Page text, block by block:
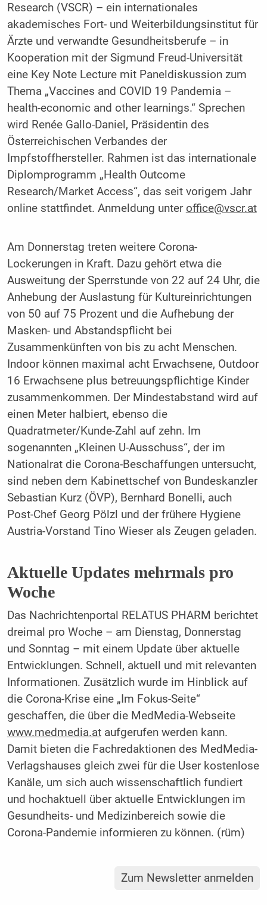
Research (VSCR) – ein internationales
akademisches Fort- und Weiterbildungsinstitut für
Ärzte und verwandte Gesundheitsberufe – in
Kooperation mit der Sigmund Freud-Universität
eine Key Note Lecture mit Paneldiskussion zum
Thema „Vaccines and COVID 19 Pandemia –
health-economic and other learnings.“ Sprechen
wird Renée Gallo-Daniel, Präsidentin des
Österreichischen Verbandes der
Impfstoffhersteller. Rahmen ist das internationale
Diplomprogramm „Health Outcome
Research/Market Access“, das seit vorigem Jahr
online stattfindet. Anmeldung unter office@vscr.at
Am Donnerstag treten weitere Corona-
Lockerungen in Kraft. Dazu gehört etwa die
Ausweitung der Sperrstunde von 22 auf 24 Uhr, die
Anhebung der Auslastung für Kultureinrichtungen
von 50 auf 75 Prozent und die Aufhebung der
Masken- und Abstandspflicht bei
Zusammenkünften von bis zu acht Menschen.
Indoor können maximal acht Erwachsene, Outdoor
16 Erwachsene plus betreuungspflichtige Kinder
zusammenkommen. Der Mindestabstand wird auf
einen Meter halbiert, ebenso die
Quadratmeter/Kunde-Zahl auf zehn. Im
sogenannten „Kleinen U-Ausschuss“, der im
Nationalrat die Corona-Beschaffungen untersucht,
sind neben dem Kabinettschef von Bundeskanzler
Sebastian Kurz (ÖVP), Bernhard Bonelli, auch
Post-Chef Georg Pölzl und der frühere Hygiene
Austria-Vorstand Tino Wieser als Zeugen geladen.
Aktuelle Updates mehrmals pro
Woche
Das Nachrichtenportal RELATUS PHARM berichtet
dreimal pro Woche – am Dienstag, Donnerstag
und Sonntag – mit einem Update über aktuelle
Entwicklungen. Schnell, aktuell und mit relevanten
Informationen. Zusätzlich wurde im Hinblick auf
die Corona-Krise eine „Im Fokus-Seite“
geschaffen, die über die MedMedia-Webseite
www.medmedia.ataufgerufen werden kann.
Damit bieten die Fachredaktionen des MedMedia-
Verlagshauses gleich zwei für die User kostenlose
Kanäle, um sich auch wissenschaftlich fundiert
und hochaktuell über aktuelle Entwicklungen im
Gesundheits- und Medizinbereich sowie die
Corona-Pandemie informieren zu können. (rüm)
Zum Newsletter anmelden